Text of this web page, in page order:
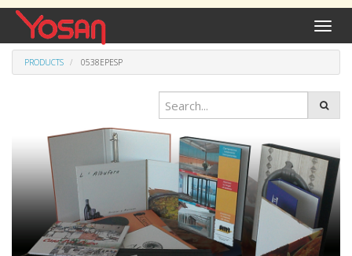
Toggle
PRODUCTS 0538EPESP